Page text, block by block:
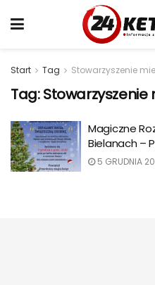
Start Tag Stowarzyszenie
Tag:Stowarzyszenie
Magiczne
Bielanach –
5 GRUDNIA